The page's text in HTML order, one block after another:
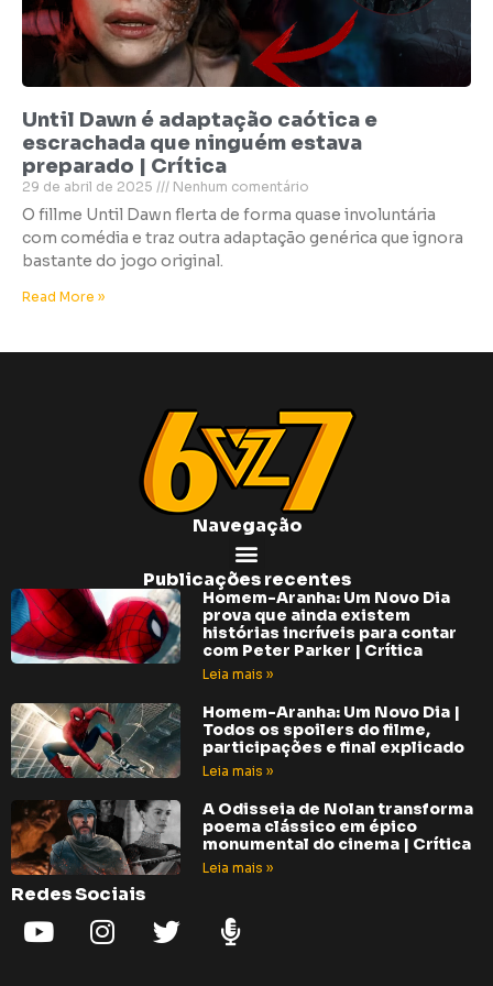
Until Dawn é adaptação caótica e
escrachada que ninguém estava
preparado | Crítica
29 de abril de 2025 Nenhum comentário
O fillme Until Dawn flerta de forma quase involuntária
com comédia e traz outra adaptação genérica que ignora
bastante do jogo original.
Read More »
Navegação
Publicações recentes
Homem-Aranha: Um Novo Dia
prova que ainda existem
histórias incríveis para contar
com Peter Parker | Crítica
Leia mais »
Homem-Aranha: Um Novo Dia |
Todos os spoilers do filme,
participações e final explicado
Leia mais »
A Odisseia de Nolan transforma
poema clássico em épico
monumental do cinema | Crítica
Leia mais »
Redes Sociais